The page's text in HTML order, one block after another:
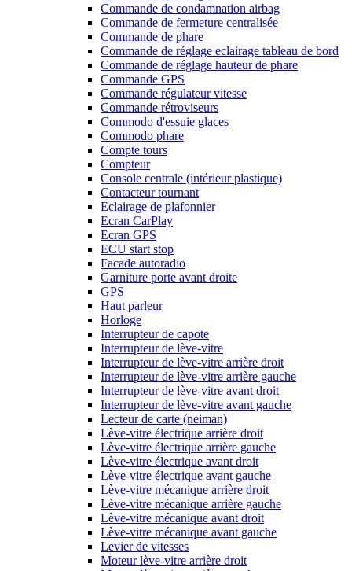
Commande de condamnation airbag
Commande de fermeture centralisée
Commande de phare
Commande de réglage eclairage tableau de bord
Commande de réglage hauteur de phare
Commande GPS
Commande régulateur vitesse
Commande rétroviseurs
Commodo d'essuie glaces
Commodo phare
Compte tours
Compteur
Console centrale (intérieur plastique)
Contacteur tournant
Eclairage de plafonnier
Ecran CarPlay
Ecran GPS
ECU start stop
Facade autoradio
Garniture porte avant droite
GPS
Haut parleur
Horloge
Interrupteur de capote
Interrupteur de lève-vitre
Interrupteur de lève-vitre arrière droit
Interrupteur de lève-vitre arrière gauche
Interrupteur de lève-vitre avant droit
Interrupteur de lève-vitre avant gauche
Lecteur de carte (neiman)
Lève-vitre électrique arrière droit
Lève-vitre électrique arrière gauche
Lève-vitre électrique avant droit
Lève-vitre électrique avant gauche
Lève-vitre mécanique arrière droit
Lève-vitre mécanique arrière gauche
Lève-vitre mécanique avant droit
Lève-vitre mécanique avant gauche
Levier de vitesses
Moteur lève-vitre arrière droit